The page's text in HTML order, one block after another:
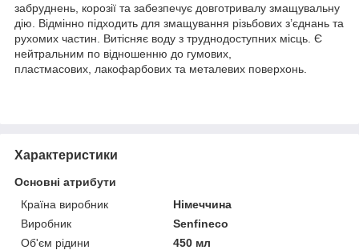
забруднень, корозії та забезпечує довготривалу змащувальну
дію. Відмінно підходить для змащування різьбових з’єднань та
рухомих частин. Витісняє воду з труднодоступних місць. Є
нейтральним по відношенню до гумових,
пластмасових, лакофарбових та металевих поверхонь.
Характеристики
Основні атрибути
Країна виробник
Німеччина
Виробник
Senfineco
Об'єм рідини
450 мл